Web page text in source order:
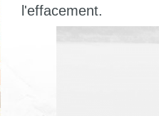
l'effacement.